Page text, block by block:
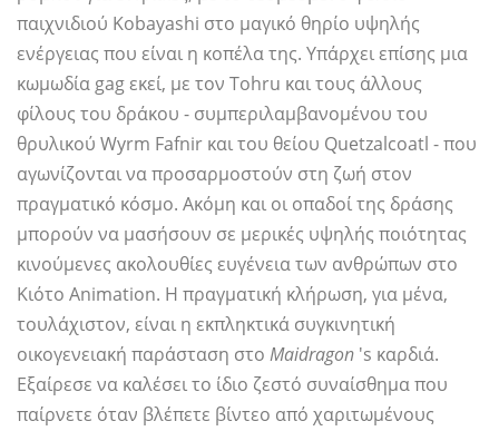
παιχνιδιού Kobayashi στο μαγικό θηρίο υψηλής
ενέργειας που είναι η κοπέλα της. Υπάρχει επίσης μια
κωμωδία gag εκεί, με τον Tohru και τους άλλους
φίλους του δράκου - συμπεριλαμβανομένου του
θρυλικού Wyrm Fafnir και του θείου Quetzalcoatl - που
αγωνίζονται να προσαρμοστούν στη ζωή στον
πραγματικό κόσμο. Ακόμη και οι οπαδοί της δράσης
μπορούν να μασήσουν σε μερικές υψηλής ποιότητας
κινούμενες ακολουθίες ευγένεια των ανθρώπων στο
Κιότο Animation. Η πραγματική κλήρωση, για μένα,
τουλάχιστον, είναι η εκπληκτικά συγκινητική
οικογενειακή παράσταση στο Maidragon 's καρδιά.
Εξαίρεσε να καλέσει το ίδιο ζεστό συναίσθημα που
παίρνετε όταν βλέπετε βίντεο από χαριτωμένους